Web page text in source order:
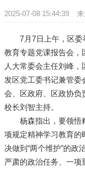
2025-07-08 15:44:39
7月7日上午，区委
教育专题党课报告会，
人大常委会主任刘峰
发区党工委书记兼管委
会、区政府、区政协负
校长刘智主持。
杨森指出，要领悟精
项规定精神学习教育的
决做到“两个维护”的政
严肃的政治任务、一项